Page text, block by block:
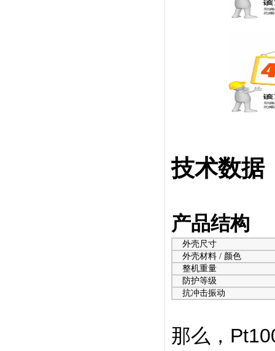
技术数据
产品结构
外壳尺寸
外壳材料 / 颜色
整机重量
防护等级
抗冲击振动
那么，